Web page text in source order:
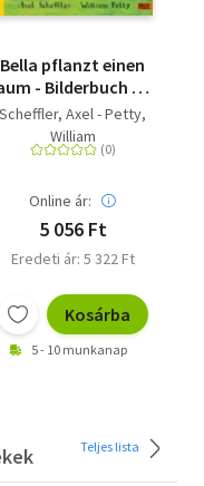
Bella pflanzt einen
- Bilderbuch mit
Klappen und einer
up-Überraschung.
Aus dem Englischen
Scheffler
Scheffler, Axel - Petty,
William
Online ár:
5 056 Ft
Eredeti ár: 5 322 Ft
Kosárba
5 - 10 munkanap
Teljes lista